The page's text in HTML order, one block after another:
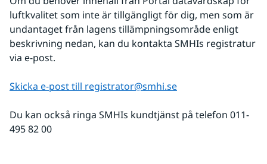
luftkvalitet som inte är tillgängligt för dig, men som är
undantaget från lagens tillämpningsområde enligt
beskrivning nedan, kan du kontakta SMHIs registratur
via e-post.
Skicka e-post till registrator@smhi.se
Du kan också ringa SMHIs kundtjänst på telefon 011-
495 82 00